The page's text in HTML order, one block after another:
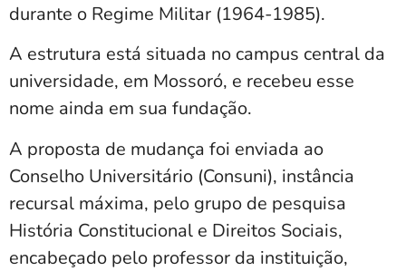
durante o Regime Militar (1964-1985).
A estrutura está situada no campus central da
universidade, em Mossoró, e recebeu esse
nome ainda em sua fundação.
A proposta de mudança foi enviada ao
Conselho Universitário (Consuni), instância
recursal máxima, pelo grupo de pesquisa
História Constitucional e Direitos Sociais,
encabeçado pelo professor da instituição,